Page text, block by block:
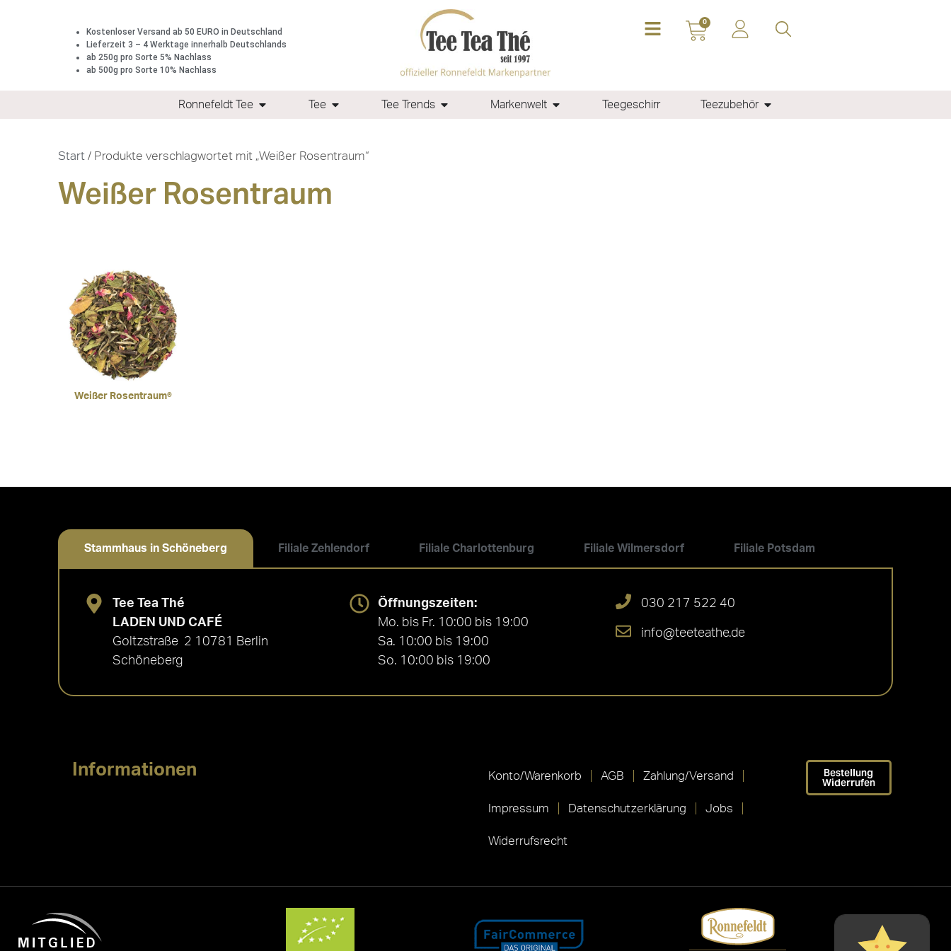
Kostenloser Versand ab 50 EURO in Deutschland
Lieferzeit 3 – 4 Werktage innerhalb Deutschlands
ab 250g pro Sorte 5% Nachlass
ab 500g pro Sorte 10% Nachlass
0
Ronnefeldt Tee Tee Tee Trends Markenwelt Teegeschirr Teezubehör
Start / Produkte verschlagwortet mit „Weißer Rosentraum“
Weißer Rosentraum
Weißer Rosentraum®
Stammhaus in Schöneberg Filiale Zehlendorf Filiale Charlottenburg Filiale Wilmersdorf Filiale Potsdam
Tee Tea Thé
LADEN UND CAFÉ
Goltzstraße 2 10781 Berlin
Schöneberg
Öffnungszeiten:
Mo. bis Fr. 10:00 bis 19:00
Sa. 10:00 bis 19:00
So. 10:00 bis 19:00
030 217 522 40
info@teeteathe.de
Informationen Konto/Warenkorb AGB Zahlung/Versand
Impressum Datenschutzerklärung Jobs
Widerrufsrecht
Bestellung
Widerrufen